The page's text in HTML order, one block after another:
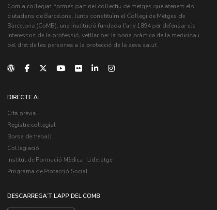
Com a col·legiat, formes part del col·lectiu de metges que atenem els
ciutadans de Barcelona. Junts constituïm el Col·legi de Metges de
Barcelona (CoMB), una institució fundada l'any 1894 per defensar els
interessos de la professió, vetllar per la bona pràctica de la medicina i
pel dret de les persones a la protecció de la seva salut.
DIRECTE A...
Cita prèvia
Registre col·legial
Borsa de treball
Col·legiació
Institut de Formació Mèdica i Lideratge
Programa de Protecció Social
DESCARREGA’T L’APP DEL COMB